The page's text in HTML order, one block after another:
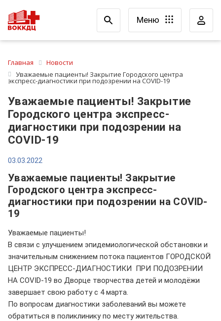
Меню
Главная
Новости
Уважаемые пациенты! Закрытие Городского центра
экспресс-диагностики при подозрении на COVID-19
Уважаемые пациенты! Закрытие
Городского центра экспресс-
диагностики при подозрении на
COVID-19
03.03.2022
Уважаемые пациенты! Закрытие
Городского центра экспресс-
диагностики при подозрении на COVID-
19
Уважаемые пациенты!
В связи с улучшением эпидемиологической обстановки и
значительным снижением потока пациентов ГОРОДСКОЙ
ЦЕНТР ЭКСПРЕСС-ДИАГНОСТИКИ ПРИ ПОДОЗРЕНИИ
НА COVID-19 во Дворце творчества детей и молодёжи
завершает свою работу с 4 марта.
По вопросам диагностики заболеваний вы можете
обратиться в поликлинику по месту жительства.